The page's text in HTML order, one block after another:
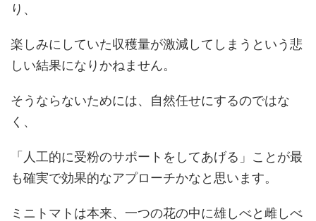
り、
楽しみにしていた収穫量が激減してしまうという悲
しい結果になりかねません。
そうならないためには、自然任せにするのではな
く、
「人工的に受粉のサポートをしてあげる」ことが最
も確実で効果的なアプローチかなと思います。
ミニトマトは本来、一つの花の中に雄しべと雌しべ